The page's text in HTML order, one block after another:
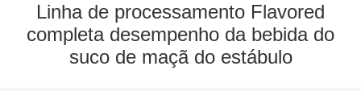
SOBRE
Linha de processamento Flavored
completa desempenho da bebida do
suco de maçã do estábulo